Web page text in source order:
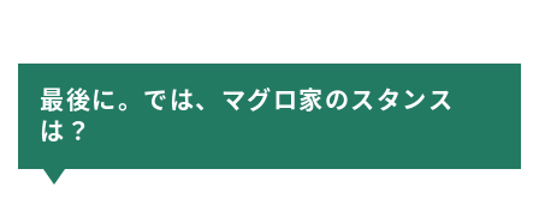
最後に。では、マグロ家のスタンス
は？